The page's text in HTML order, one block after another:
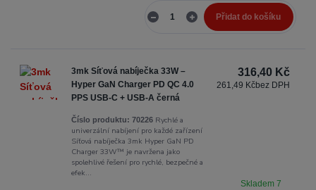
Přidat do košíku
3mk Síťová nabíječka 33W –
Hyper GaN Charger PD QC 4.0
PPS USB-C + USB-A černá
Číslo produktu: 70226Rychlé a
univerzální nabíjení pro každé zařízení
Síťová nabíječka 3mk Hyper GaN PD
Charger 33W™ je navržena jako
spolehlivé řešení pro rychlé, bezpečné a
efek...
316,40 Kč
261,49 Kčbez DPH
Skladem 7